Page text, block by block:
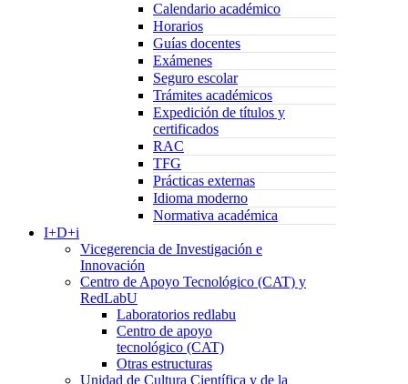
Calendario académico
Horarios
Guías docentes
Exámenes
Seguro escolar
Trámites académicos
Expedición de títulos y
certificados
RAC
TFG
Prácticas externas
Idioma moderno
Normativa académica
I+D+i
Vicegerencia de Investigación e
Innovación
Centro de Apoyo Tecnológico (CAT) y
RedLabU
Laboratorios redlabu
Centro de apoyo
tecnológico (CAT)
Otras estructuras
Unidad de Cultura Científica y de la